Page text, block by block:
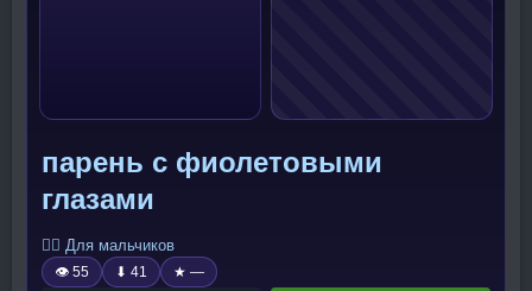
парень с фиолетовыми
глазами
🧍‍♂️ Для мальчиков
👁 55 ⬇ 41 ★ —